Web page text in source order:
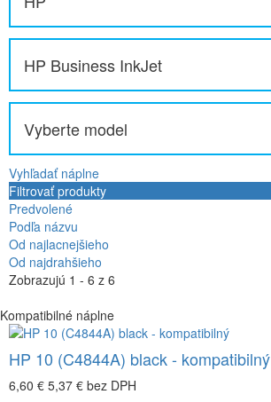
HP Business InkJet
Vyberte model
Vyhľadať náplne
Filtrovať produkty
Predvolené
Podľa názvu
Od najlacnejšieho
Od najdrahšieho
Zobrazujú 1 - 6 z 6
Kompatibilné náplne
HP 10 (C4844A) black - kompatibilný
6,60 € 5,37 € bez DPH